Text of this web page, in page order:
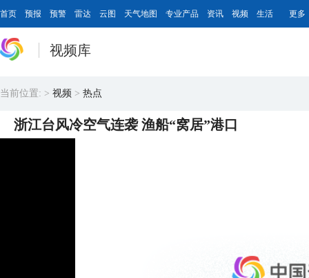
首页 预报 预警 雷达 云图 天气地图 专业产品 资讯 视频 生活 更多
视频库
当前位置: > 视频 > 热点
浙江台风冷空气连袭 渔船“窝居”港口